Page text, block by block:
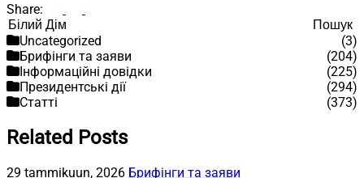
Share:
Пошук
Пошук
Uncategorized
(3)
Брифінги та заяви
(204)
Інформаційні довідки
(225)
Президентські дії
(294)
Статті
(373)
Related Posts
29 tammikuun, 2026 Брифінги та заяви